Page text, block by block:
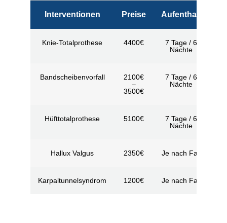
Interventionen Preise Aufenthalt
Knie-Totalprothese 4400€
7 Tage / 6
Nächte
Bandscheibenvorfall
2100€
–
3500€
7 Tage / 6
Nächte
Hüfttotalprothese 5100€
7 Tage / 6
Nächte
Hallux Valgus 2350€ Je nach Fall
Karpaltunnelsyndrom 1200€ Je nach Fall